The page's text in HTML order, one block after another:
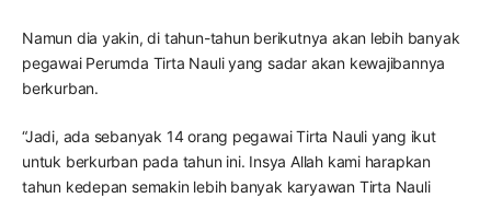
Namun dia yakin, di tahun-tahun berikutnya akan lebih banyak
pegawai Perumda Tirta Nauli yang sadar akan kewajibannya
berkurban.
“Jadi, ada sebanyak 14 orang pegawai Tirta Nauli yang ikut
untuk berkurban pada tahun ini. Insya Allah kami harapkan
tahun kedepan semakin lebih banyak karyawan Tirta Nauli